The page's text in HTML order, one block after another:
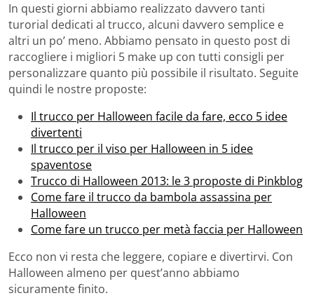
In questi giorni abbiamo realizzato davvero tanti
turorial dedicati al trucco, alcuni davvero semplice e
altri un po’ meno. Abbiamo pensato in questo post di
raccogliere i migliori 5 make up con tutti consigli per
personalizzare quanto più possibile il risultato. Seguite
quindi le nostre proposte:
Il trucco per Halloween facile da fare, ecco 5 idee
divertenti
Il trucco per il viso per Halloween in 5 idee
spaventose
Trucco di Halloween 2013: le 3 proposte di Pinkblog
Come fare il trucco da bambola assassina per
Halloween
Come fare un trucco per metà faccia per Halloween
Ecco non vi resta che leggere, copiare e divertirvi. Con
Halloween almeno per quest’anno abbiamo
sicuramente finito.